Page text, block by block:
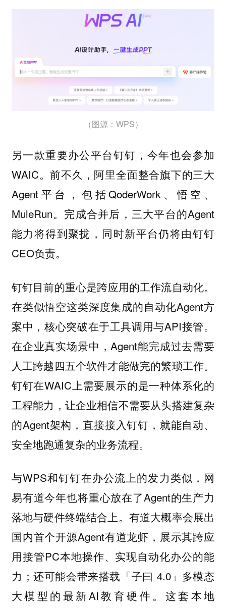
（图源：WPS）
另一款重要办公平台钉钉，今年也会参加
WAIC。前不久，阿里全面整合旗下的三大
Agent平台，包括QoderWork、悟空、
MuleRun。完成合并后，三大平台的Agent
能力将得到聚拢，同时新平台仍将由钉钉
CEO负责。
钉钉目前的重心是跨应用的工作流自动化。
在类似悟空这类深度集成的自动化Agent方
案中，核心突破在于工具调用与API接管。
在企业真实场景中，Agent能完成过去需要
人工跨越四五个软件才能做完的繁琐工作。
钉钉在WAIC上需要展示的是一种体系化的
工程能力，让企业相信不需要从头搭建复杂
的Agent架构，直接接入钉钉，就能自动、
安全地跑通复杂的业务流程。
与WPS和钉钉在办公流上的发力类似，网
易有道今年也将重心放在了Agent的生产力
落地与硬件终端结合上。有道大概率会展出
国内首个开源Agent有道龙虾，展示其跨应
用接管PC本地操作、实现自动化办公的能
力；还可能会带来搭载「子曰 4.0」多模态
大模型的最新AI教育硬件。这套本地